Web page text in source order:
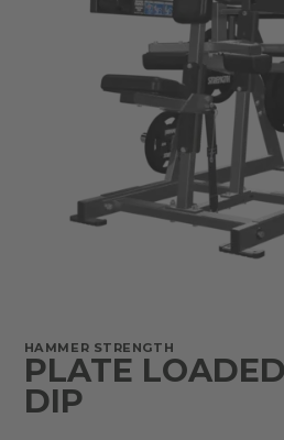
HAMMER STRENGTH
PLATE
DIP